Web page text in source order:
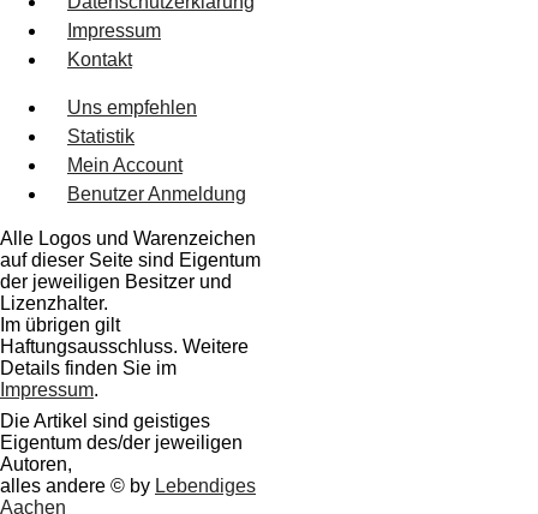
Impressum
Kontakt
Uns empfehlen
Statistik
Mein Account
Benutzer Anmeldung
Alle Logos und Warenzeichen
auf dieser Seite sind Eigentum
der jeweiligen Besitzer und
Lizenzhalter.
Im übrigen gilt
Haftungsausschluss. Weitere
Details finden Sie im
Impressum.
Die Artikel sind geistiges
Eigentum des/der jeweiligen
Autoren,
alles andere © by Lebendiges
Aachen